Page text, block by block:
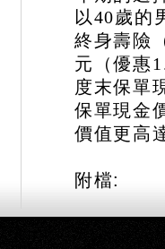
以40歲的
終身壽險
元（優惠
度末保單
保單現金
價值更高
附檔: